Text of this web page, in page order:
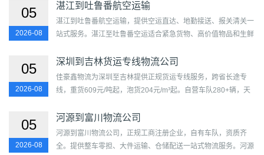
05
2026-08
湛江到吐鲁番航空运输
湛江到吐鲁番航空运输，提供空运直达、地勤接送、报关清关一
站式服务。湛江至吐鲁番空运适合紧急货物、高价值物品和生鲜
05
2026-08
深圳到吉林货运专线物流公司
佳豪鑫物流为深圳至吉林提供正规货运专线服务，跨省长途专
线，重货609元/吨起，泡货204元/m³起。自营车队280+辆，天
区、盐田...
05
2026-08
河源到富川物流公司
河源到富川物流公司，正规工商注册企业，自有车队，资质齐
全。提供整车零担、大件运输、仓储配送一站式物流服务。河源